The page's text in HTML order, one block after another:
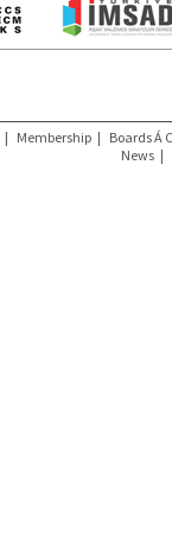
| Membership | Boards Á
News |